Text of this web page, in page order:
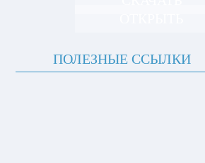
ПОЛЕЗНЫЕ ССЫЛКИ